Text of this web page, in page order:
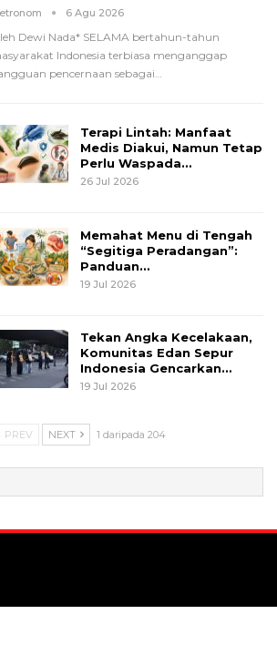
6 Agu 2026
Dewi Nada* SELAMA bertahun-tahun
Indonesia terbiasa menganggap
pencernaan sebagai…
Terapi Lintah: Manfaat
Medis Diakui, Namun Tetap
Perlu Waspada…
26 Jul 2026
Memahat Menu di Tengah
“Segitiga Peradangan”:
Panduan…
19 Jul 2026
Tekan Angka Kecelakaan,
Komunitas Edan Sepur
Indonesia Gencarkan…
19 Jul 2026
PREV NEXT 1 daripada 204